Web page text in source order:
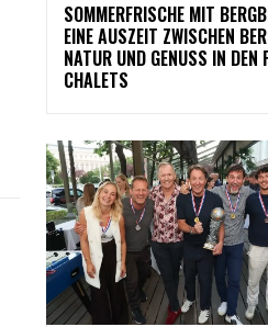
SOMMERFRISCHE MIT
EINE AUSZEIT ZWISCHEN
NATUR UND GENUSS IN DEN
CHALETS